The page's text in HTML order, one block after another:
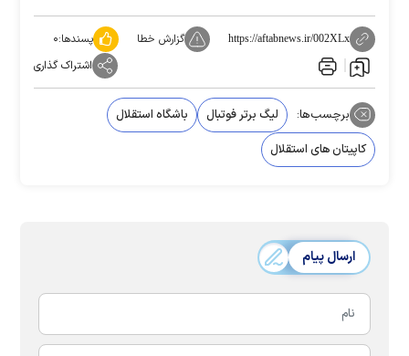
https://aftabnews.ir/002XLx گزارش خطا پسندها:۰
اشتراک گذاری
برچسب‌ها: لیگ برتر فوتبال
باشگاه استقلال
کاپیتان های استقلال
ارسال پیام